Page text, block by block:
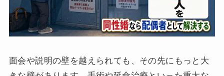
面会や説明の壁を越えられても、その先にもっと大